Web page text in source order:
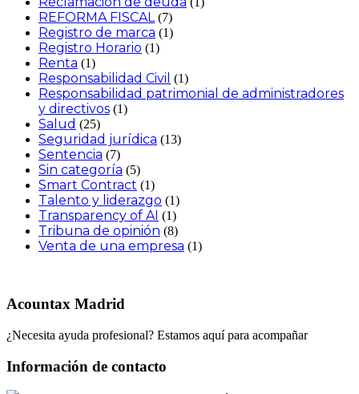
REFORMA FISCAL (7)
Registro de marca (1)
Registro Horario (1)
Renta (1)
Responsabilidad Civil (1)
Responsabilidad patrimonial de administradores
y directivos (1)
Salud (25)
Seguridad jurídica (13)
Sentencia (7)
Sin categoría (5)
Smart Contract (1)
Talento y liderazgo (1)
Transparency of AI (1)
Tribuna de opinión (8)
Venta de una empresa (1)
Acountax Madrid
¿Necesita ayuda profesional? Estamos aquí para acompañar
Información de contacto